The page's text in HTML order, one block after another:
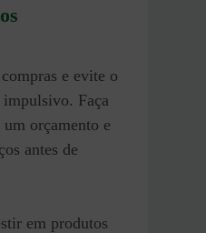
e evite o
Faça
orçamento e
antes de
em produtos